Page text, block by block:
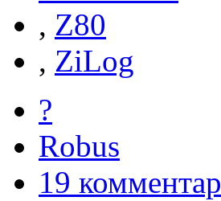
, Z80
, ZiLog
?
Robus
19